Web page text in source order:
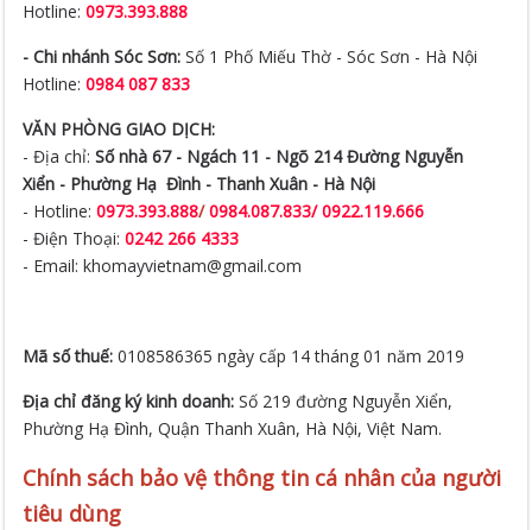
Hotline:0984 087 833
VĂN PHÒNG GIAO DỊCH:
- Địa chỉ:Số nhà 67 - Ngách 11 - Ngõ 214 Đường Nguyễn
Phường Hạ Đình - Thanh Xuân - Hà Nội
- Hotline:0973.393.888/ 0984.087.833/ 0922.119.666
- Điện Thoại:0242 266 4333
- Email: khomayvietnam@gmail.com
Phường Hạ Đình, Quận Thanh Xuân, Hà Nội, Việt Nam.
Chính sách bảo vệ thông tin cá nhân của người
tiêu dùng